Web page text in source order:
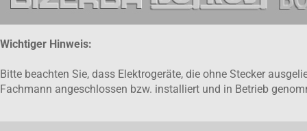
Wichtiger Hinweis:
Bitte beachten Sie, dass Elektrogeräte, die ohne Stecker
Fachmann angeschlossen bzw. installiert und in Betrieb